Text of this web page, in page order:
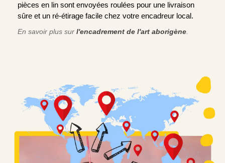
pièces en lin sont envoyées roulées pour une livraison
sûre et un ré-étirage facile chez votre encadreur local.
En savoir plus sur l'encadrement de l'art aborigène